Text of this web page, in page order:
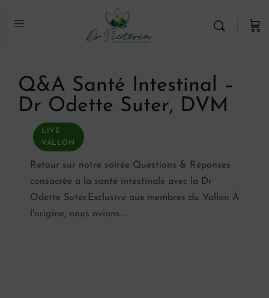
Q&A Santé Intestinal –
Dr Odette Suter, DVM
LIVE
VALLON
Retour sur notre soirée Questions & Réponses
consacrée à la santé intestinale avec la Dr
Odette Suter.Exclusive aux membres du Vallon À
l'origine, nous avions…